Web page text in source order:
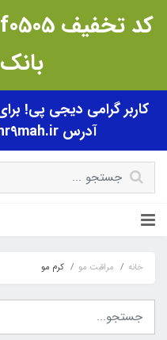
کاربر گرامی دیجی پی!
آدرس mehr9mah.ir مراجعه فرمایید.
خانه مراقبت مو کرم مو